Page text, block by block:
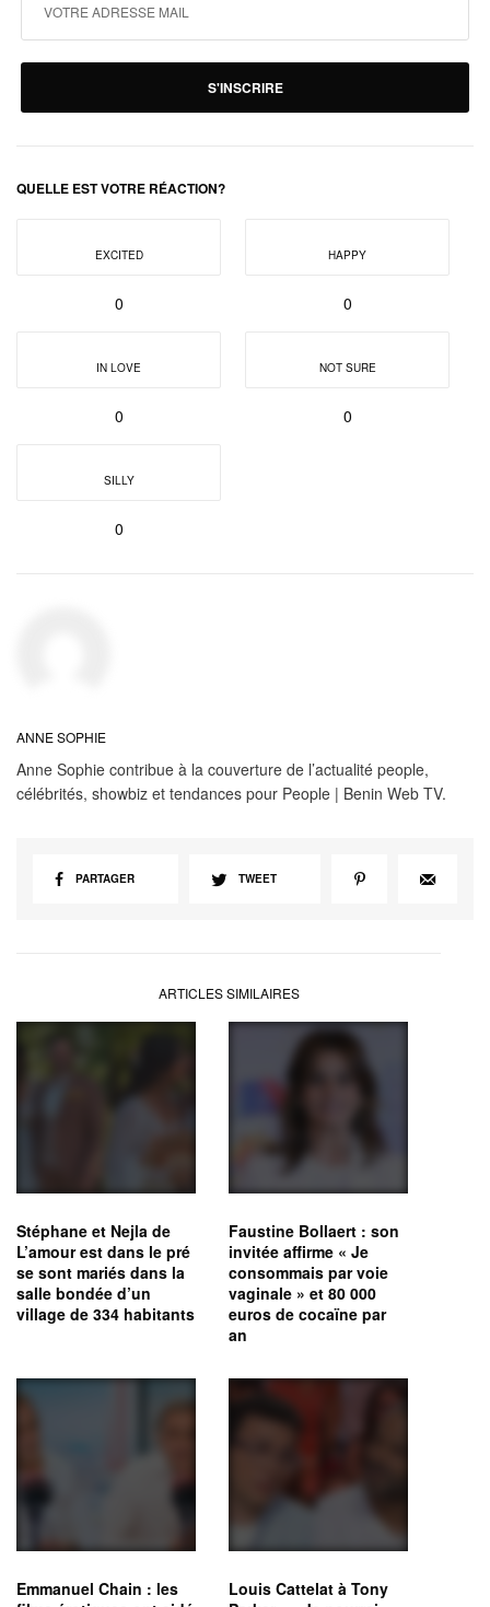
S'INSCRIRE
QUELLE EST VOTRE RÉACTION?
EXCITED
0
HAPPY
0
IN LOVE
0
NOT SURE
0
SILLY
0
ANNE SOPHIE
Anne Sophie contribue à la couverture de l’actualité people,
célébrités, showbiz et tendances pour People | Benin Web TV.
PARTAGER TWEET
ARTICLES SIMILAIRES
Stéphane et Nejla de
L’amour est dans le pré
se sont mariés dans la
salle bondée d’un
village de 334 habitants
Faustine Bollaert : son
invitée affirme « Je
consommais par voie
vaginale » et 80 000
euros de cocaïne par
an
Emmanuel Chain : les
Louis Cattelat à Tony